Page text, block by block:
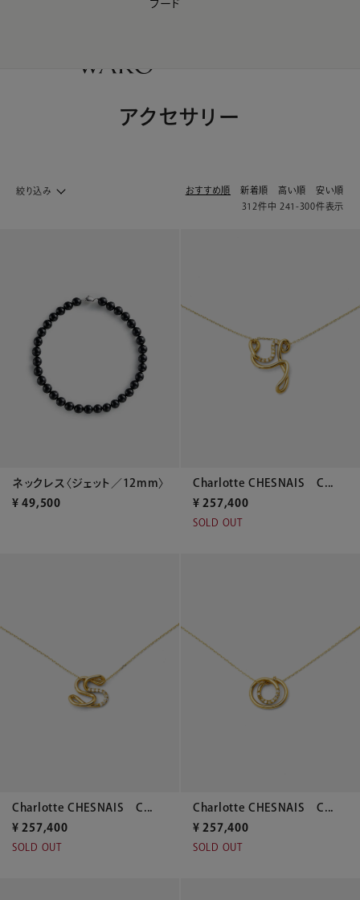
【会員様限定】夏のプレゼントキャンペーン開催中
フード
アクセサリー
おすすめ順 新着順 高い順
安い順
312件中 241-300件表示
絞り込み
ネックレス〈ジェット／12mm〉
¥ 49,500
Charlotte CHESNAIS C...
¥ 257,400
SOLD OUT
Charlotte CHESNAIS C...
¥ 257,400
SOLD OUT
Charlotte CHESNAIS C...
¥ 257,400
SOLD OUT